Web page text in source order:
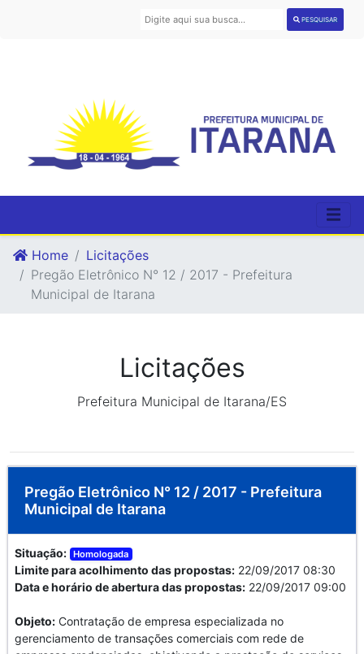
PESQUISAR
Home
Licitações
Pregão Eletrônico N° 12 / 2017 - Prefeitura
Municipal de Itarana
Licitações
Prefeitura Municipal de Itarana/ES
Pregão Eletrônico N° 12 / 2017 - Prefeitura
Municipal de Itarana
Situação: Homologada
Limite para acolhimento das propostas: 22/09/2017 08:30
Data e horário de abertura das propostas: 22/09/2017 09:00
Objeto: Contratação de empresa especializada no
gerenciamento de transações comerciais com rede de